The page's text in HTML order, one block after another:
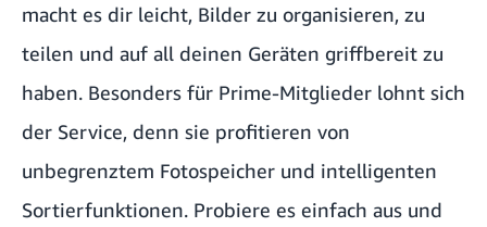
macht es dir leicht, Bilder zu organisieren, zu
teilen und auf all deinen Geräten griffbereit zu
haben. Besonders für Prime-Mitglieder lohnt sich
der Service, denn sie profitieren von
unbegrenztem Fotospeicher und intelligenten
Sortierfunktionen. Probiere es einfach aus und